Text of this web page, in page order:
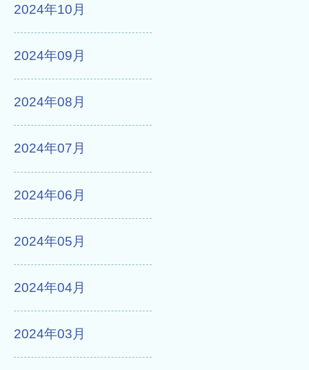
2024年10月
2024年09月
2024年08月
2024年07月
2024年06月
2024年05月
2024年04月
2024年03月